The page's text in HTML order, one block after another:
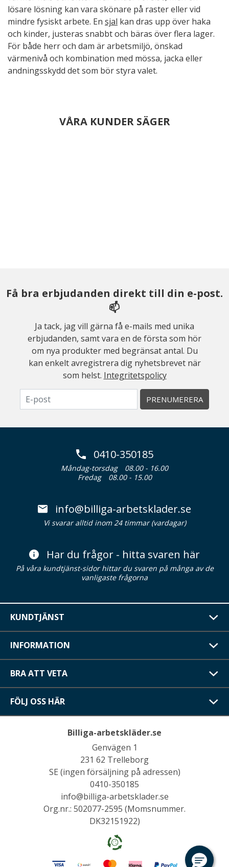
lösare lösning kan vara skönare på raster eller vid
mindre fysiskt arbete. En sjal kan dras upp över haka
och kinder, justeras snabbt och bäras över flera lager.
För både herr och dam är arbetsmiljö, önskad
värmenivå och kombination med mössa, jacka eller
andningsskydd det som bör styra valet.
VÅRA KUNDER SÄGER
Få bra erbjudanden direkt till din e-post.
📫
Ja tack, jag vill gärna få e-mails med unika
erbjudanden, samt vara en de första som hör
om nya produkter med begränsat antal. Du
kan enkelt avregistrera dig nyhetsbrevet när
som helst. Integritetspolicy
PRENUMERERA
0410-350185
Måndag-torsdag
08.00 - 16.00
Fredag
08.00 - 15.00
info@billiga-arbetsklader.se
Vi svarar alltid inom 24 timmar (vardagar)
Har du frågor - hitta svaren här
På våra kundtjänst-sidor hittar du svaren på många av de
vanligaste frågorna
KUNDTJÄNST
INFORMATION
BRA ATT VETA
FÖLJ OSS HÄR
Billiga-arbetskläder.se
Genvägen 1
231 62 Trelleborg
SE (ingen försäljning på adressen)
0410-350185
info@billiga-arbetsklader.se
Org.nr.: 502077-2595 (Momsnummer.
DK32151922)